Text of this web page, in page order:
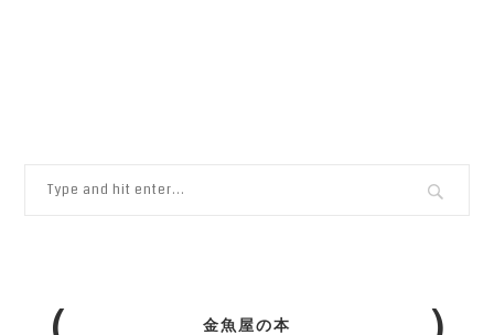
金魚屋の本